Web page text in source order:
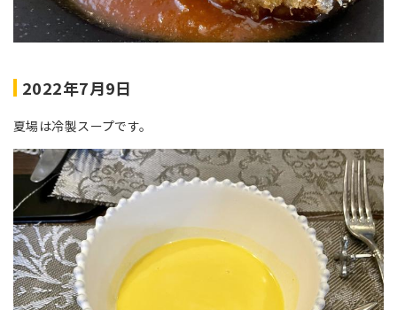
2022年7月9日
夏場は冷製スープです。